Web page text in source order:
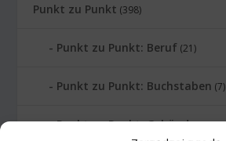
Punkt zu Punkt (398)
Punkt zu Punkt: Beruf (21)
Punkt zu Punkt: Buchstaben (7)
Punkt zu Punkt: Gebäude(24)